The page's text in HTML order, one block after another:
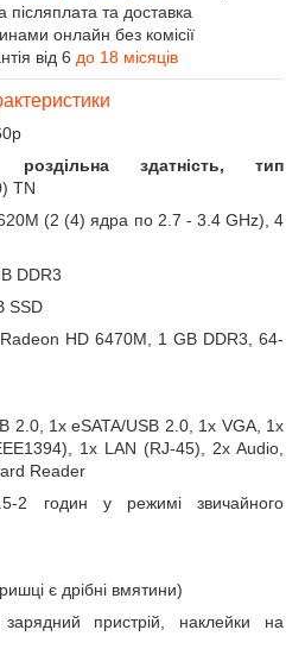
та доставка
онлайн без комісії
від 6 до 18 місяців
роздільна здатність, тип
TN
(2 (4) ядра по 2.7 - 3.4 GHz), 4
DDR3
SSD
HD 6470M, 1 GB DDR3, 64-
2.0, 1x eSATA/USB 2.0, 1x VGA, 1x
1x LAN (RJ-45), 2x Audio,
Reader
годин у режимі звичайного
є дрібні вмятини)
пристрій, наклейки на